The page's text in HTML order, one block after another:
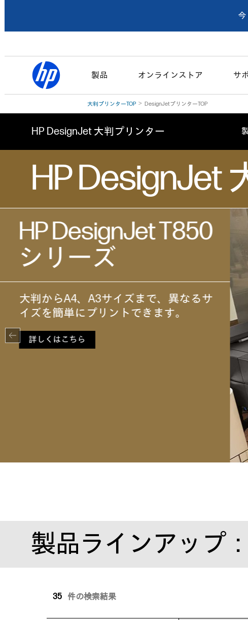
今
製品 オンラインストア サ
大判プリンターTOP DesignJetプリンターTOP
HP DesignJet 大判プリンター
HP DesignJet
HP DesignJet T950
シリーズ
高い安全性と高品質なプリントで多様
化するプリントサイズへの対応を容易
にする大判プリンター
製品ラインアップ
35 件の検索結果